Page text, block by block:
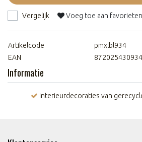
Vergelijk Voeg toe aan favorieten
Artikelcode
pmxlbl934
EAN
Informatie
Interieurdecoraties van